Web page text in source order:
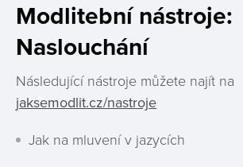
Modlitební nástroje:
Naslouchání
Následující nástroje můžete najít na
jaksemodlit.cz/nastroje
Jak na mluvení v jazycích